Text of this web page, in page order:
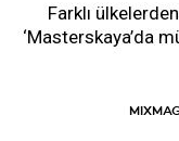
Farklı
‘Masterskaya’da